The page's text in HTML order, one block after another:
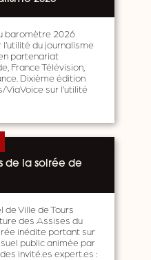
baromètre 2026
du journalisme
partenariat
France Télévision,
Dixième édition
sur l’utilité
de la soirée de
de Ville de Tours
des Assises du
inédite portant sur
public animée par
invité.es expert.es :